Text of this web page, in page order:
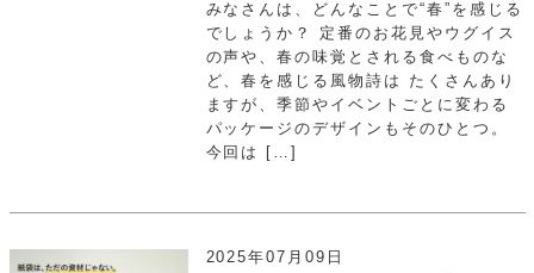
みなさんは、どんなことで“春”を感じる
でしょうか？ 定番のお花見やウグイス
の声や、春の味覚とされる食べものな
ど、春を感じる風物詩は たくさんあり
ますが、季節やイベントごとに変わる
パッケージのデザインもそのひとつ。
今回は […]
2025年07月09日